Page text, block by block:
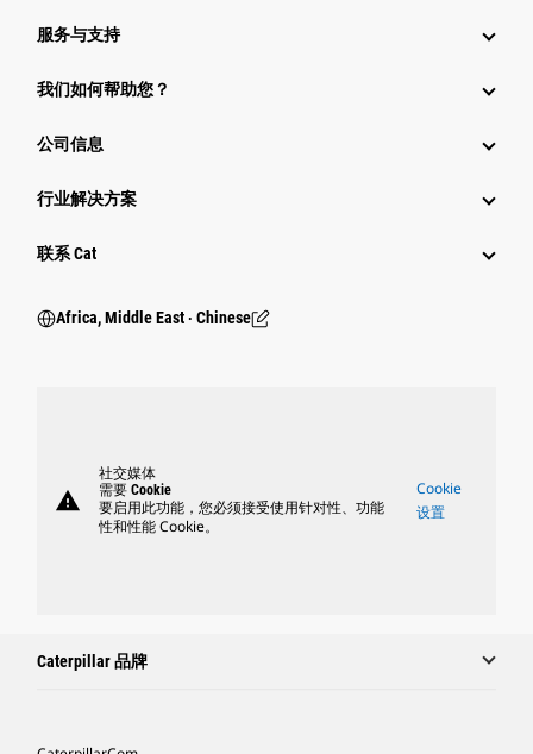
服务与支持
我们如何帮助您？
公司信息
行业解决方案
行业
联系 Cat
Africa, Middle East ‧ Chinese
warning
社交媒体
需要 Cookie
要启用此功能，您必须接受使用针对性、功能
性和性能 Cookie。
Cookie
设置
Caterpillar 品牌